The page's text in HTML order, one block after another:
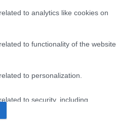
to analytics like cookies on
to functionality of the website
to personalization.
to security, including
and other user protection.